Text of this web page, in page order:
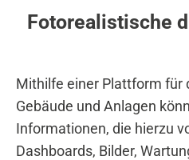
Fotorealistische
Mithilfe einer Plattform für
Gebäude und Anlagen
Informationen, die hierzu
Dashboards, Bilder,